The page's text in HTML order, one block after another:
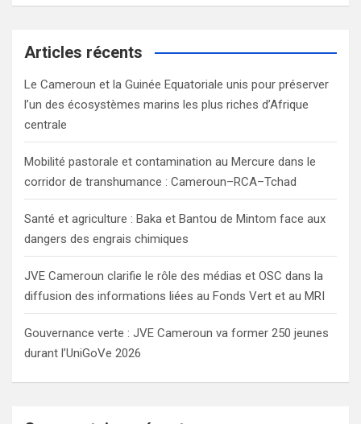
a
c
Articles récents
Le Cameroun et la Guinée Equatoriale unis pour préserver
l’un des écosystèmes marins les plus riches d’Afrique
centrale
Mobilité pastorale et contamination au Mercure dans le
corridor de transhumance : Cameroun–RCA–Tchad
Santé et agriculture : Baka et Bantou de Mintom face aux
dangers des engrais chimiques
JVE Cameroun clarifie le rôle des médias et OSC dans la
diffusion des informations liées au Fonds Vert et au MRI
Gouvernance verte : JVE Cameroun va former 250 jeunes
durant l’UniGoVe 2026